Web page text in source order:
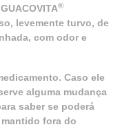
®
levemente turvo, de
com odor e
Caso ele
alguma mudança
saber se poderá
fora do